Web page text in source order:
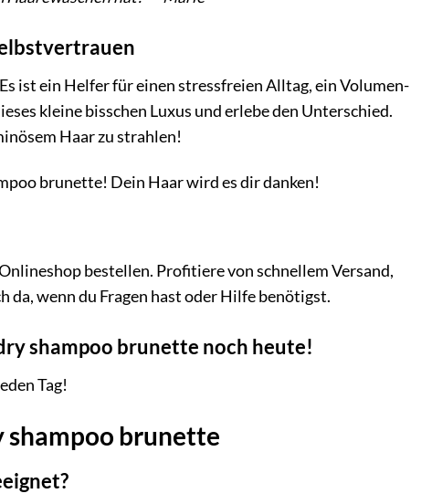
ist ein Helfer für einen stressfreien Alltag, ein Volumen-
kleine bisschen Luxus und erlebe den Unterschied.
Haar zu strahlen!
brunette! Dein Haar wird es dir danken!
bestellen. Profitiere von schnellem Versand,
wenn du Fragen hast oder Hilfe benötigst.
shampoo brunette noch heute!
Tag!
shampoo brunette